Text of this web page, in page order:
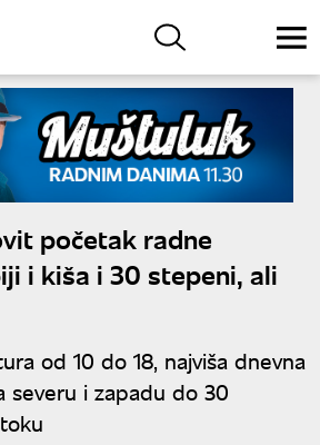
početak radne
i kiša i 30 stepeni, ali
od 10 do 18, najviša dnevna
severu i zapadu do 30